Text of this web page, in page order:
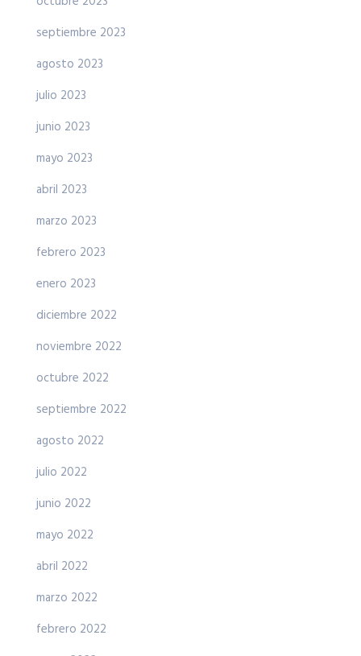
septiembre 2023
agosto 2023
julio 2023
junio 2023
mayo 2023
abril 2023
marzo 2023
febrero 2023
enero 2023
diciembre 2022
noviembre 2022
octubre 2022
septiembre 2022
agosto 2022
julio 2022
junio 2022
mayo 2022
abril 2022
marzo 2022
febrero 2022